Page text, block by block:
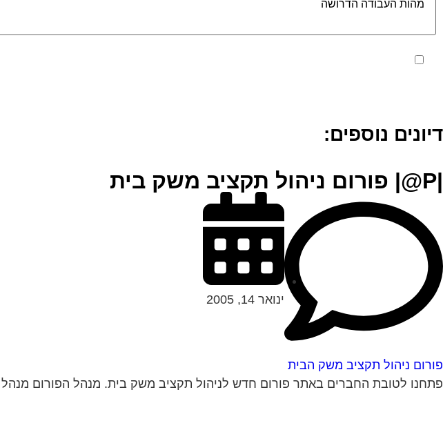
דיונים נוספים:
|P@| פורום ניהול תקציב משק בית
פורום ניהול תקציב משק הבית
ינואר 14, 2005
פתחנו לטובת החברים באתר פורום חדש לניהול תקציב משק בית. מנהל הפורום